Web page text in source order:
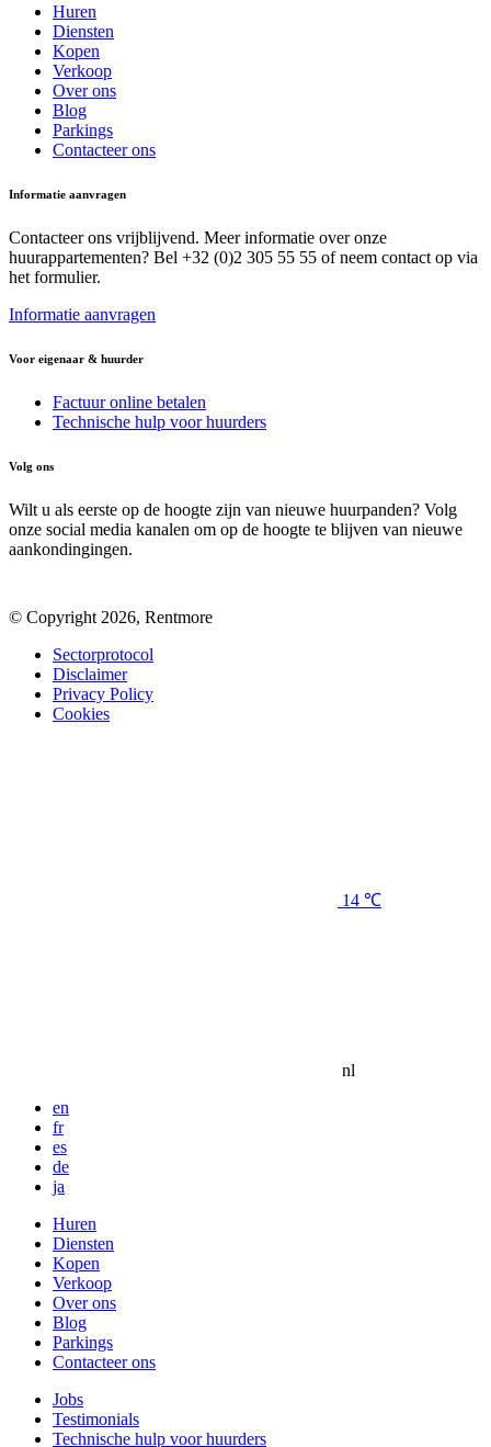
Huren
Diensten
Kopen
Verkoop
Over ons
Blog
Parkings
Contacteer ons
Informatie aanvragen
Contacteer ons vrijblijvend. Meer informatie over onze
huurappartementen? Bel +32 (0)2 305 55 55 of neem contact op via
het formulier.
Informatie aanvragen
Voor eigenaar & huurder
Factuur online betalen
Technische hulp voor huurders
Volg ons
Wilt u als eerste op de hoogte zijn van nieuwe huurpanden? Volg
onze social media kanalen om op de hoogte te blijven van nieuwe
aankondingingen.
© Copyright 2026, Rentmore
Sectorprotocol
Disclaimer
Privacy Policy
Cookies
14 ℃
nl
en
fr
es
de
ja
Huren
Diensten
Kopen
Verkoop
Over ons
Blog
Parkings
Contacteer ons
Jobs
Testimonials
Technische hulp voor huurders